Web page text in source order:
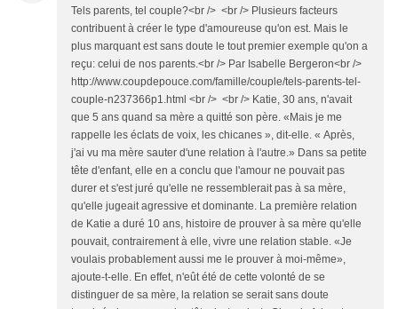
Tels parents, tel couple?<br /> <br /> Plusieurs facteurs
contribuent à créer le type d'amoureuse qu'on est. Mais le
plus marquant est sans doute le tout premier exemple qu'on a
reçu: celui de nos parents.<br /> Par Isabelle Bergeron<br />
http://www.coupdepouce.com/famille/couple/tels-parents-tel-
couple-n237366p1.html <br /> <br /> Katie, 30 ans, n'avait
que 5 ans quand sa mère a quitté son père. «Mais je me
rappelle les éclats de voix, les chicanes », dit-elle. « Après,
j'ai vu ma mère sauter d'une relation à l'autre.» Dans sa petite
tête d'enfant, elle en a conclu que l'amour ne pouvait pas
durer et s'est juré qu'elle ne ressemblerait pas à sa mère,
qu'elle jugeait agressive et dominante. La première relation
de Katie a duré 10 ans, histoire de prouver à sa mère qu'elle
pouvait, contrairement à elle, vivre une relation stable. «Je
voulais probablement aussi me le prouver à moi-même»,
ajoute-t-elle. En effet, n'eût été de cette volonté de se
distinguer de sa mère, la relation se serait sans doute